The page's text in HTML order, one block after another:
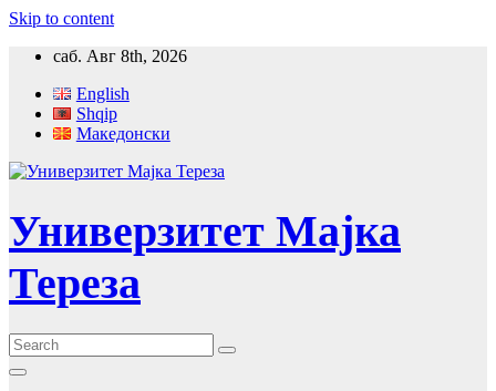
Skip to content
саб. Авг 8th, 2026
English
Shqip
Македонски
Универзитет Мајка
Тереза